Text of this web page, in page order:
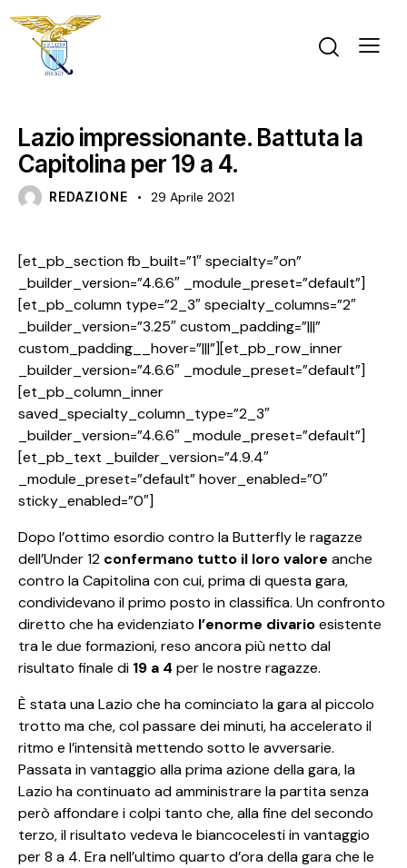
Lazio impressionante. Battuta la
Capitolina per 19 a 4.
REDAZIONE 29 Aprile 2021
[et_pb_section fb_built=”1″ specialty=”on”
_builder_version=”4.6.6″ _module_preset=”default”]
[et_pb_column type=”2_3″ specialty_columns=”2″
_builder_version=”3.25″ custom_padding=”|||”
custom_padding__hover=”|||”][et_pb_row_inner
_builder_version=”4.6.6″ _module_preset=”default”]
[et_pb_column_inner
saved_specialty_column_type=”2_3″
_builder_version=”4.6.6″ _module_preset=”default”]
[et_pb_text _builder_version=”4.9.4″
_module_preset=”default” hover_enabled=”0″
sticky_enabled=”0″]
Dopo l’ottimo esordio contro la Butterfly le ragazze
dell’Under 12 confermano tutto il loro valore anche
contro la Capitolina con cui, prima di questa gara,
condividevano il primo posto in classifica. Un confronto
diretto che ha evidenziato l’enorme divarioesistente
tra le due formazioni, reso ancora più netto dal
risultato finale di 19 a 4 per le nostre ragazze.
È stata una Lazio che ha cominciato la gara al piccolo
trotto ma che, col passare dei minuti, ha accelerato il
ritmo e l’intensità mettendo sotto le avversarie.
Passata in vantaggio alla prima azione della gara, la
Lazio ha continuato ad amministrare la partita senza
però affondare i colpi tanto che, alla fine del secondo
terzo, il risultato vedeva le biancocelesti in vantaggio
per 8 a 4. Era nell’ultimo quarto d’ora della gara che le